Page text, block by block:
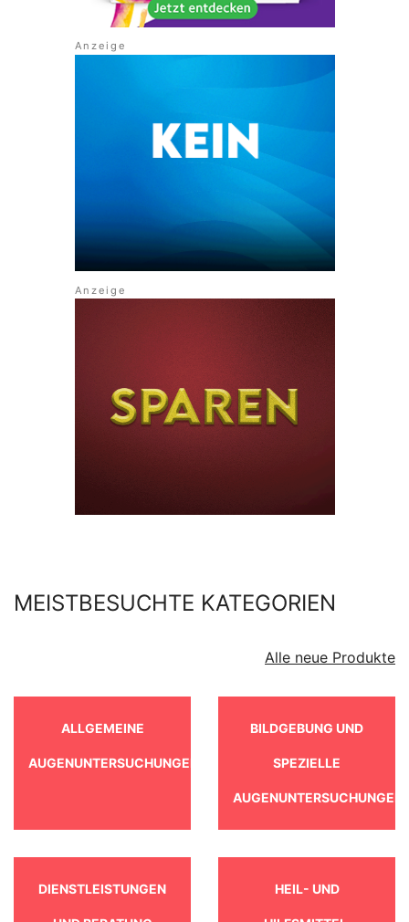
MEISTBESUCHTE KATEGORIEN
Alle neue Produkte
ALLGEMEINE
AUGENUNTERSUCHUNGEN
BILDGEBUNG UND
SPEZIELLE
AUGENUNTERSUCHUNGEN
DIENSTLEISTUNGEN HEIL- UND